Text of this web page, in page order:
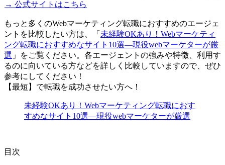
→ 公式サイトはこちら
もっと多くのWebマーケティング転職におすすめのエージェ
ントを比較したい方は、「 未経験OKあり！Webマーケティ
ング転職におすすめなサイト10選―現役webマーケターが厳
選 」をご覧ください。各エージェントの強みや特徴、利用す
るのに向いている方などを詳しく比較していますので、ぜひ
参考にしてください！
【最短】で転職を成功させたい方へ！
未経験OKあり！Webマーケティング転職におす
すめなサイト10選―現役webマーケターが厳選
目次